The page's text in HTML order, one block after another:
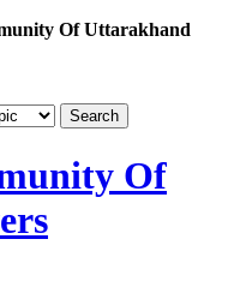
Of Uttarakhand
Of